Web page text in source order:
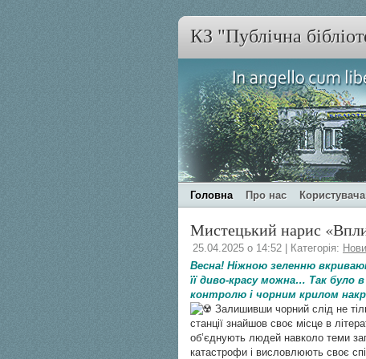
КЗ "Публічна
Головна Про нас
Мистецький нарис
25.04.2025 о 14:52 | Категорія:
Весна! Ніжною зеленню
її диво-красу можна… Так було
контролю і чорним крилом
Залишивши чорний слід не
станції знайшов своє місце в
об’єднують людей навколо теми
катастрофи і висловлюють своє